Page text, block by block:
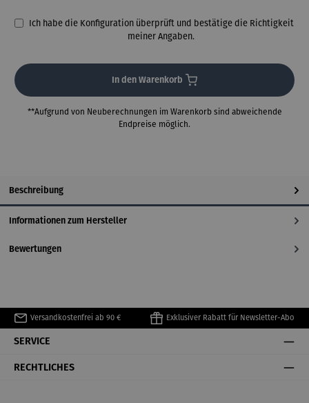
Ich habe die Konfiguration überprüft und bestätige die Richtigkeit
meiner Angaben.
In den Warenkorb
**Aufgrund von Neuberechnungen im Warenkorb sind abweichende
Endpreise möglich.
Beschreibung
Informationen zum Hersteller
Bewertungen
Versandkostenfrei ab 90 € Exklusiver Rabatt für Newsletter-Abo
SERVICE
RECHTLICHES